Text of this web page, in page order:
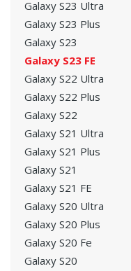
Galaxy S23 Ultra
Galaxy S23 Plus
Galaxy S23
Galaxy S23 FE
Galaxy S22 Ultra
Galaxy S22 Plus
Galaxy S22
Galaxy S21 Ultra
Galaxy S21 Plus
Galaxy S21
Galaxy S21 FE
Galaxy S20 Ultra
Galaxy S20 Plus
Galaxy S20 Fe
Galaxy S20